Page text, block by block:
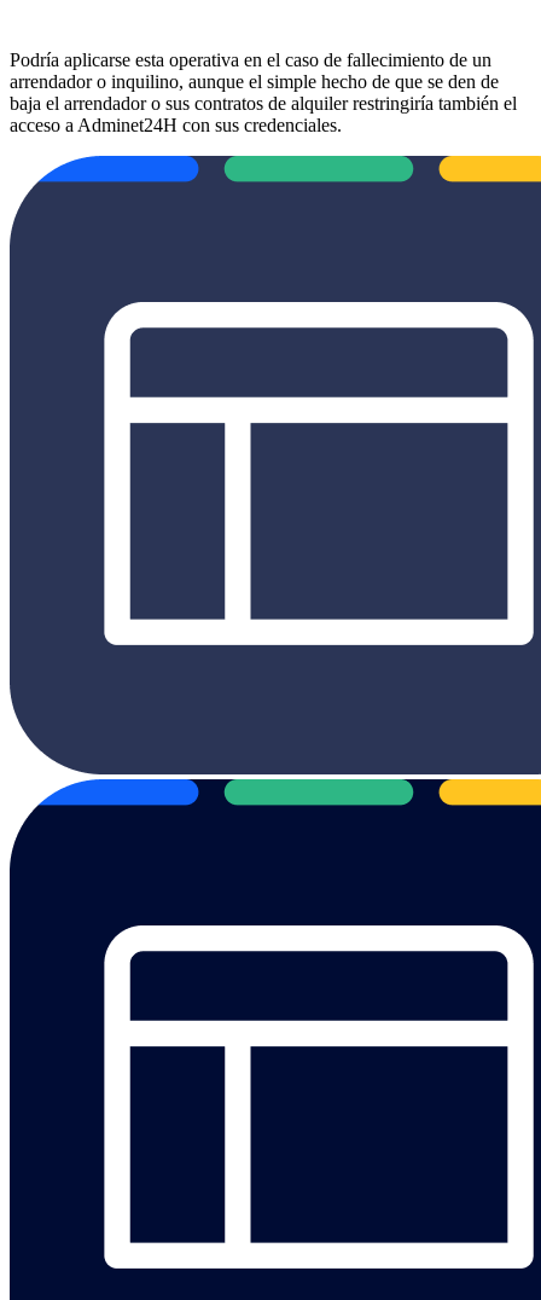
Podría aplicarse esta operativa en el caso de fallecimiento de un
arrendador o inquilino, aunque el simple hecho de que se den de
baja el arrendador o sus contratos de alquiler restringiría también el
acceso a Adminet24H con sus credenciales.